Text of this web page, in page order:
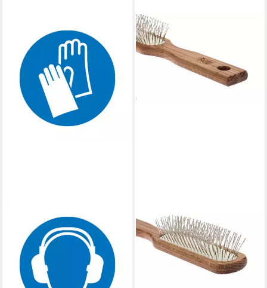
Rundbürste PFERD TOOLS
Rundbürste schmal ungezopft
RBU Ø100x12x14 mm
Bohrung
36,51 €
NIPPES SOLINGEN
Haarbürste Pneumatikbürste
länglich – Haarbürste für
feines Haar, Rosshaar-Mix,